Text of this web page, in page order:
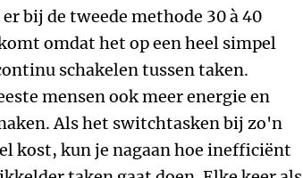
bij de tweede methode 30 à 40
omdat het op een heel simpel
schakelen tussen taken.
mensen ook meer energie en
Als het switchtasken bij zo'n
kost, kun je nagaan hoe inefficiënt